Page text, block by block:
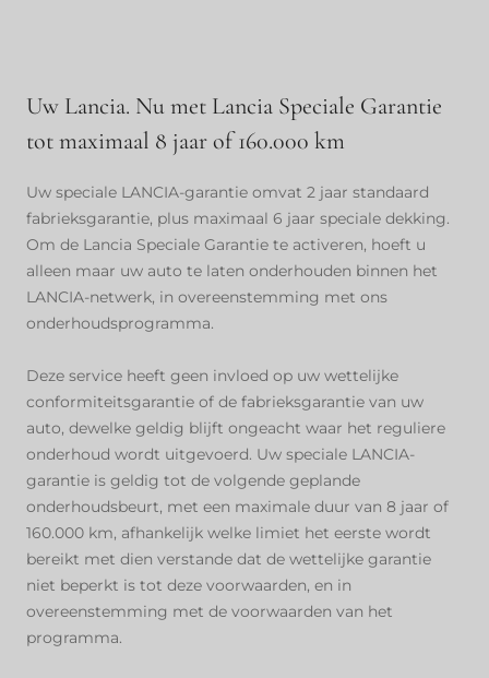
Uw Lancia. Nu met Lancia Speciale Garantie
tot maximaal 8 jaar of 160.000 km
Uw speciale LANCIA-garantie omvat 2 jaar standaard
fabrieksgarantie, plus maximaal 6 jaar speciale dekking.
Om de Lancia Speciale Garantie te activeren, hoeft u
alleen maar uw auto te laten onderhouden binnen het
LANCIA-netwerk, in overeenstemming met ons
onderhoudsprogramma.
Deze service heeft geen invloed op uw wettelijke
conformiteitsgarantie of de fabrieksgarantie van uw
auto, dewelke geldig blijft ongeacht waar het reguliere
onderhoud wordt uitgevoerd. Uw speciale LANCIA-
garantie is geldig tot de volgende geplande
onderhoudsbeurt, met een maximale duur van 8 jaar of
160.000 km, afhankelijk welke limiet het eerste wordt
bereikt met dien verstande dat de wettelijke garantie
niet beperkt is tot deze voorwaarden, en in
overeenstemming met de voorwaarden van het
programma.